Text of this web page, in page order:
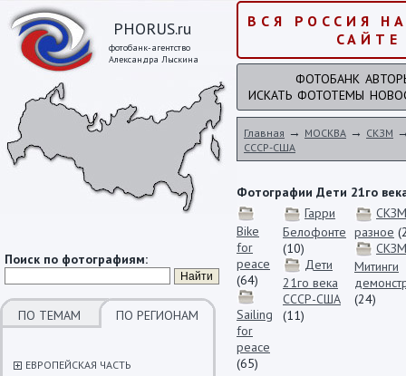
PHORUS.ru
фотобанк-агентство
Александра Лыскина
Поиск по фотографиям:
ПО ТЕМАМ ПО РЕГИОНАМ
ЕВРОПЕЙСКАЯ ЧАСТЬ
ВСЯ РОССИЯ
САЙТЕ
ФОТОБАНК
ИСКАТЬ ФОТОТЕМЫ
Главная → МОСКВА → СКЗМ
СССР-США
Фотографии Дети 21го
Bike
for
peace
(64)
Sailing
for
peace
(65)
Гарри
Белофонте
(10)
Дети
21го века
СССР-США
(11)
СКЗМ
разное
СКЗМ
Митинги
(24)